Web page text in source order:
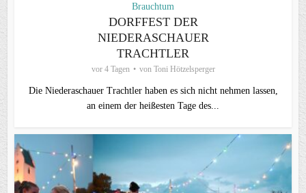
Brauchtum
DORFFEST DER
NIEDERASCHAUER
TRACHTLER
vor 4 Tagen von Toni Hötzelsperger
Die Niederaschauer Trachtler haben es sich nicht nehmen lassen,
an einem der heißesten Tage des...